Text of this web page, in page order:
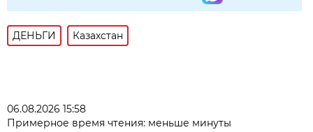
ДЕНЬГИ Казахстан
06.08.2026 15:58
Примерное время чтения: меньше минуты